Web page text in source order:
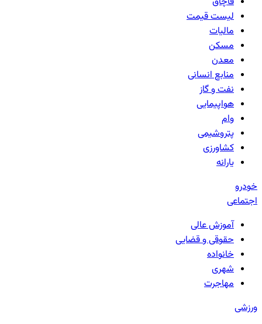
لیست قیمت
مالیات
مسکن
معدن
منابع انسانی
نفت و گاز
هواپیمایی
وام
پتروشیمی
کشاورزی
یارانه
خودرو
اجتماعی
آموزش عالی
حقوقی و قضایی
خانواده
شهری
مهاجرت
ورزشی